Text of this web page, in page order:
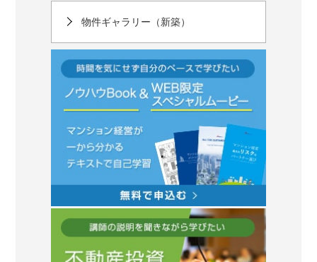
物件ギャラリー（新築）